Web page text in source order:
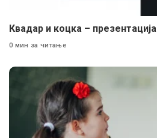
Квадар и коцка – презентација
0 мин за читање